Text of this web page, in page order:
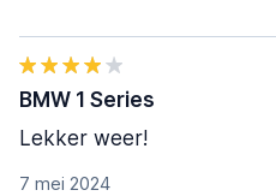
7 mei 2024
BMW 1 Series
Lekker weer!